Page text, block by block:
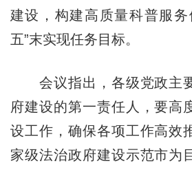
建设，构建高质量科普服务
五”末实现任务目标。
会议指出，各级党政主
府建设的第一责任人，要高
设工作，确保各项工作高效
家级法治政府建设示范市为